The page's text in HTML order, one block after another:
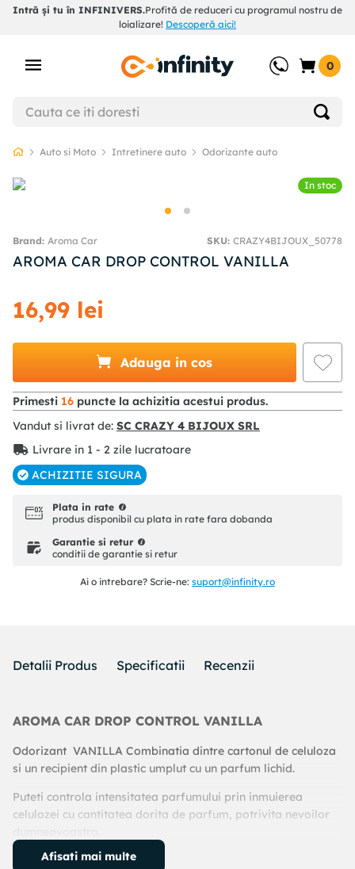
Intră și tu în INFINIVERS.Profită de reduceri cu programul nostru de
loializare! Descoperă aici!
0
Auto si Moto Intretinere auto Odorizante auto
In stoc
Aroma Car SKU: CRAZY4BIJOUX_50778
AROMA CAR DROP CONTROL VANILLA
16,99 lei
Adauga in cos
Primesti 16 puncte la achizitia acestui produs.
Vandut si livrat de: SC CRAZY 4 BIJOUX SRL
Livrare in 1 - 2 zile lucratoare
ACHIZITIE SIGURA
Plata in rate
produs disponibil cu plata in rate fara dobanda
Garantie si retur
conditii de garantie si retur
Ai o intrebare? Scrie-ne: suport@infinity.ro
Detalii Produs Specificatii Recenzii
AROMA CAR DROP CONTROL VANILLA
Odorizant VANILLA Combinatia dintre cartonul de celuloza
si un recipient din plastic umplut cu un parfum lichid.
Puteti controla intensitatea parfumului prin inmuierea
celulozei cu cantitatea dorita de parfum, potrivita nevoilor
Tehnologie MEMBRANA - un recipient cu membrana umplut
Afisati mai multe